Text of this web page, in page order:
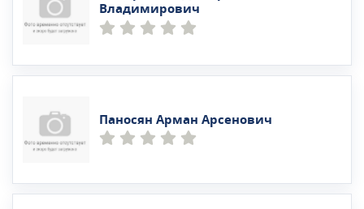
Владимирович
Паносян Арман Арсенович